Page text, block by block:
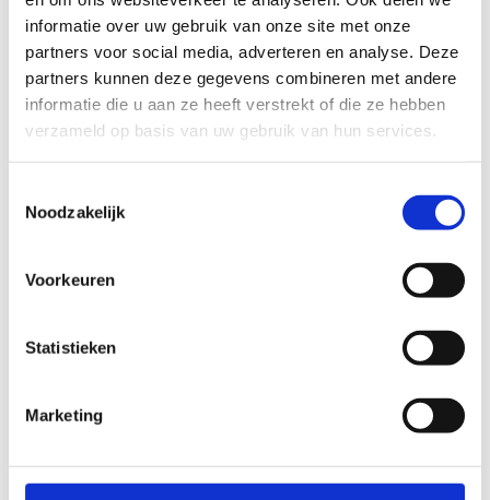
informatie over uw gebruik van onze site met onze
partners voor social media, adverteren en analyse. Deze
partners kunnen deze gegevens combineren met andere
informatie die u aan ze heeft verstrekt of die ze hebben
verzameld op basis van uw gebruik van hun services.
Noodzakelijk
Voorkeuren
Statistieken
Marketing